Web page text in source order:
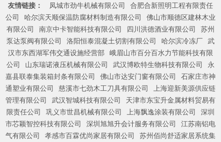
友情链接：
凤城市劲牛机械有限公司
合肥合新照明工程有限责任
公司
哈尔滨天顺保温防腐材料制造有限公司
佛山市顺德区建林木业
有限公司
南京中卡智能科技有限公司 四川洪德酒业有限公司
苏州
泵达泵阀有限公司
洛阳恒泰混凝土切割有限公司 哈尔滨冷冻厂 武
汉市东西湖军伟交通设施经营部
峨眉山市百分百水力节能科技有限
公司
山东瑞诺液压机械有限公司 武汉博欧特生物科技有限公司
永
嘉县联泰集装箱封条有限公司
佛山市达安门窗有限公司
石家庄市神
通塑业有限公司
慈溪市七劲木工刀具有限公司
上海迎新美源供应链
管理有限公司
武汉智城科技有限公司
天津市东宝升金属材料贸易有
限责任公司
巩义市世昌机械有限公司 上海飘逸涂装有限公司
深圳
市芯颖智控科技有限公司
深圳旭旭升会计服务有限公司
江苏南铝电
气有限公司
孝感市百霖优尚家居有限公司 苏州佰尚舒适家居系统集